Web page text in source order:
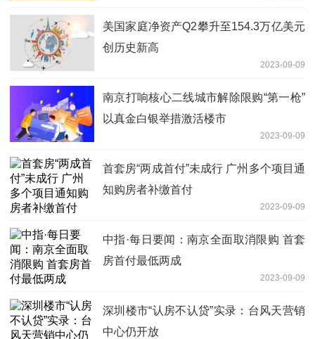
美国家庭净资产Q2攀升至154.3万亿美元
创历史新高
2023-09-09
南京打响核心二线城市解除限购“第一枪”
以真金白银举措激活楼市
2023-09-09
首套房“两成首付”未成行 广州多个项目通
知购房者补缴首付
2023-09-09
中指·每日要闻：南京全面取消限购 首套
房首付最低两成
2023-09-09
深圳楼市“认房不认贷”实录：台风天营销
中心仍开放